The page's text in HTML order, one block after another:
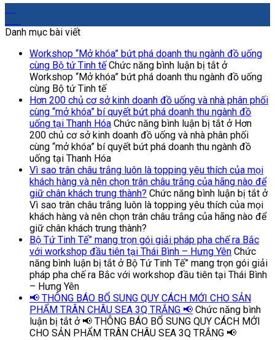
Danh mục bài viết
Workshop “Mở khóa” bứt phá doanh thu ngành đồ uống
cùng Bộ tứ Tinh tế Chức năng bình luận bị tắt ở
Workshop “Mở khóa” bứt phá doanh thu ngành đồ uống
cùng Bộ tứ Tinh tế
Hơn 200 chủ cơ sở kinh doanh đồ uống và nhà phân phối
cùng “mở khóa” bí quyết bứt phá doanh thu ngành đồ
uống tại Thanh Hóa Chức năng bình luận bị tắt ở Hơn
200 chủ cơ sở kinh doanh đồ uống và nhà phân phối
cùng “mở khóa” bí quyết bứt phá doanh thu ngành đồ
uống tại Thanh Hóa
Vì sao trân châu trắng luôn là topping yêu thích của mọi
khách hàng và nên chọn trân châu trắng của hãng nào để
giữ chân khách trung thành? Chức năng bình luận bị tắt ở
Vì sao trân châu trắng luôn là topping yêu thích của mọi
khách hàng và nên chọn trân châu trắng của hãng nào để
giữ chân khách trung thành?
Bộ Tứ Tinh Tế” mang trọn gói giải pháp pha chế ra Bắc
với workshop đầu tiên tại Thái Bình – Hưng Yên Chức
năng bình luận bị tắt ở Bộ Tứ Tinh Tế” mang trọn gói giải
pháp pha chế ra Bắc với workshop đầu tiên tại Thái Bình
– Hưng Yên
📢 THÔNG BÁO BỔ SUNG QUY CÁCH MỚI CHO SẢN
PHẨM TRÂN CHÂU SEA 3Q TRẮNG 📢 Chức năng bình
luận bị tắt ở 📢 THÔNG BÁO BỔ SUNG QUY CÁCH MỚI
CHO SẢN PHẨM TRÂN CHÂU SEA 3Q TRẮNG 📢